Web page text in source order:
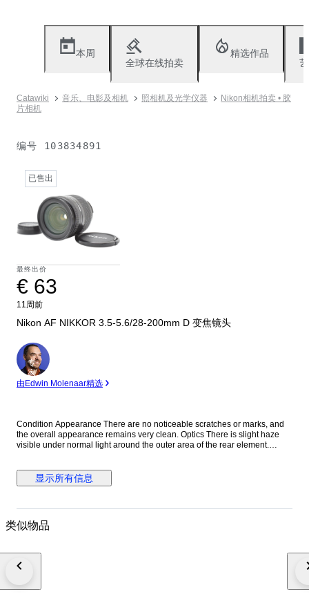
本周
全球在线拍卖
精选作品
Catawiki 音乐、电影及相机 照相机及光学仪器
Nikon相机拍卖 • 胶
片相机
编号 103834891
已售出
最终出价
€ 63
11周前
Nikon AF NIKKOR 3.5-5.6/28-200mm D 变焦镜头
专
家
由Edwin Molenaar精选
Condition Appearance There are no noticeable scratches or marks, and
the overall appearance remains very clean. Optics There is slight haze
visible under normal light around the outer area of the rear element.
checks, allowing us to provide more accurate information regarding
optical condition. Function Fully functional. All operations work properly
shown in the photos is included. Description This versatile Nikon 28-
one solution for travel and everyday photography. Shipping We ship via
everything from wide-angle scenes to telephoto subjects with a single
performance with no impact on image quality. Each item is carefully
显示所有信息
类似物品